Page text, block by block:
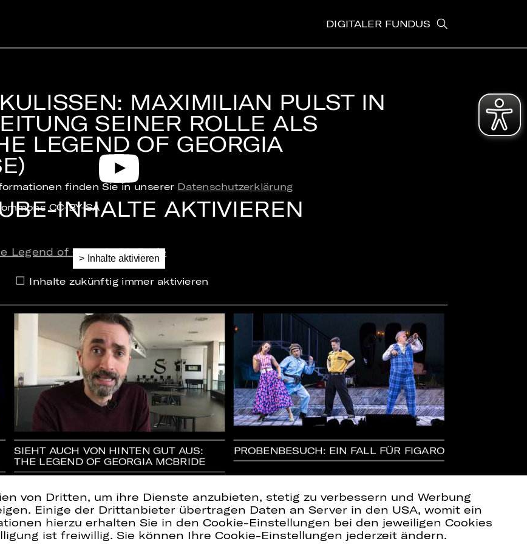
DIGITALER FUNDUS
MAXIMILIAN PULST IN
SEINER ROLLE ALS
LEGEND OF GEORGIA
INHALTE AKTIVIEREN
Inhalte zukünftig immer aktivieren
finden Sie in unserer Datenschutzerklärung
CC-BY-SA
Legend of Georgia McBride
SIEHT AUCH VON HINTEN GUT AUS:
THE LEGEND OF GEORGIA MCBRIDE
PROBENBESUCH: EIN FALL FÜR FIGARO
von Dritten, um ihre Dienste anzubieten, stetig zu verbessern und Werbung
Einige der Drittanbieter übertragen Daten an Server in den USA, womit ein
hierzu erhalten Sie in den Cookie-Einstellungen bei den jeweiligen Cookies
ist freiwillig. Sie können Ihre Cookie-Einstellungen jederzeit ändern.